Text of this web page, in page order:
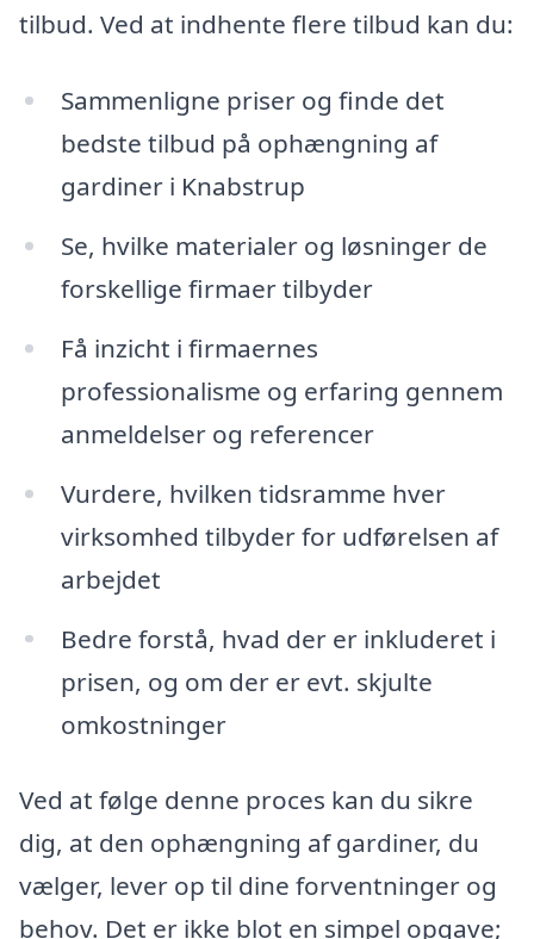
tilbud. Ved at indhente flere tilbud kan du:
Sammenligne priser og finde det
bedste tilbud på ophængning af
gardiner i Knabstrup
Se, hvilke materialer og løsninger de
forskellige firmaer tilbyder
Få inzicht i firmaernes
professionalisme og erfaring gennem
anmeldelser og referencer
Vurdere, hvilken tidsramme hver
virksomhed tilbyder for udførelsen af
arbejdet
Bedre forstå, hvad der er inkluderet i
prisen, og om der er evt. skjulte
omkostninger
Ved at følge denne proces kan du sikre
dig, at den ophængning af gardiner, du
vælger, lever op til dine forventninger og
behov. Det er ikke blot en simpel opgave;